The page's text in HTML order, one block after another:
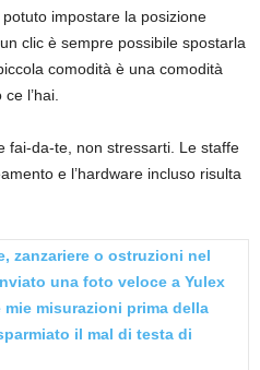
impostare la posizione
clic è sempre possibile spostarla
comodità è una comodità
l’hai.
fai-da-te, non stressarti. Le staffe
e l’hardware incluso risulta
zanzariere o ostruzioni nel
una foto veloce a Yulex
misurazioni prima della
il mal di testa di